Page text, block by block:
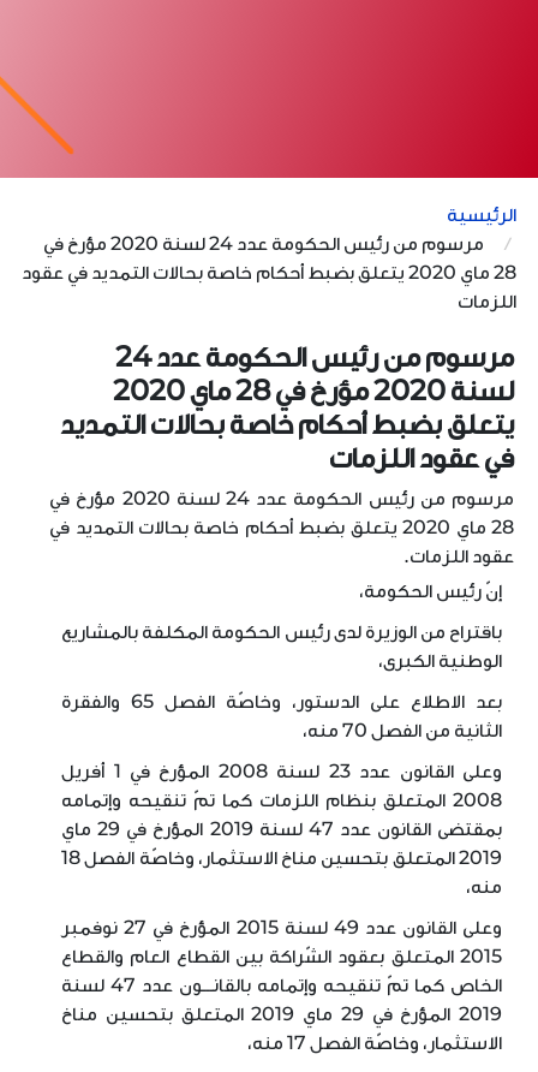
الرئيسية
مرسوم من رئيس الحكومة عدد 24 لسنة 2020 مؤرخ في
28 ماي 2020 يتعلق بضبط أحكام خاصة بحالات التمديد في عقود
اللزمات
مرسوم من رئيس الحكومة عدد 24
لسنة 2020 مؤرخ في 28 ماي 2020
يتعلق بضبط أحكام خاصة بحالات التمديد
في عقود اللزمات
مرسوم من رئيس الحكومة عدد 24 لسنة 2020 مؤرخ في
28 ماي 2020 يتعلق بضبط أحكام خاصة بحالات التمديد في
عقود اللزمات.
إنّ رئيس الحكومة،
باقتراح من الوزيرة لدى رئيس الحكومة المكلفة بالمشاريع
الوطنية الكبرى،
بعد الاطلاع على الدستور، وخاصّة الفصل 65 والفقرة
الثانية من الفصل 70 منه،
وعلى القانون عدد 23 لسنة 2008 المؤرخ في 1 أفريل
2008 المتعلق بنظام اللزمات كما تمّ تنقيحه وإتمامه
بمقتضى القانون عدد 47 لسنة 2019 المؤرخ في 29 ماي
2019 المتعلق بتحسين مناخ الاستثمار، وخاصّة الفصل 18
منه،
وعلى القانون عدد 49 لسنة 2015 المؤرخ في 27 نوفمبر
2015 المتعلق بعقود الشّراكة بين القطاع العام والقطاع
الخاص كما تمّ تنقيحه وإتمامه بالقانـــون عدد 47 لسنة
2019 المؤرخ في 29 ماي 2019 المتعلق بتحسين مناخ
الاستثمار، وخاصّة الفصل 17 منه،